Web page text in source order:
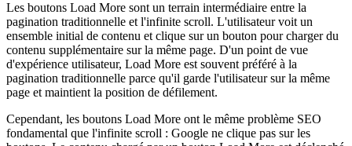
Les boutons Load More sont un terrain intermédiaire entre la
pagination traditionnelle et l'infinite scroll. L'utilisateur voit un
ensemble initial de contenu et clique sur un bouton pour charger du
contenu supplémentaire sur la même page. D'un point de vue
d'expérience utilisateur, Load More est souvent préféré à la
pagination traditionnelle parce qu'il garde l'utilisateur sur la même
page et maintient la position de défilement.
Cependant, les boutons Load More ont le même problème SEO
fondamental que l'infinite scroll : Google ne clique pas sur les